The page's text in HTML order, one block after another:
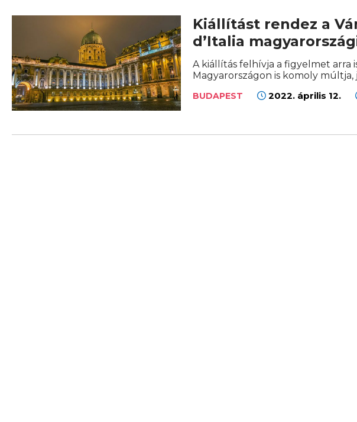
Kiállítást rendez a
d’Italia
A kiállítás felhívja a figyelmet arra
Magyarországon is komoly múltja,
BUDAPEST 2022. április 12.